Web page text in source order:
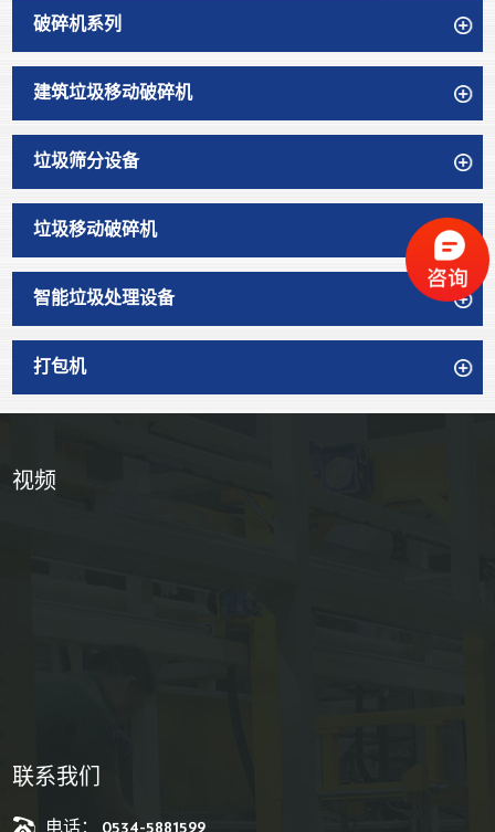
破碎机系列
建筑垃圾移动破碎机
垃圾筛分设备
垃圾移动破碎机
智能垃圾处理设备
打包机
视频
联系我们
电话： 0534-5881599